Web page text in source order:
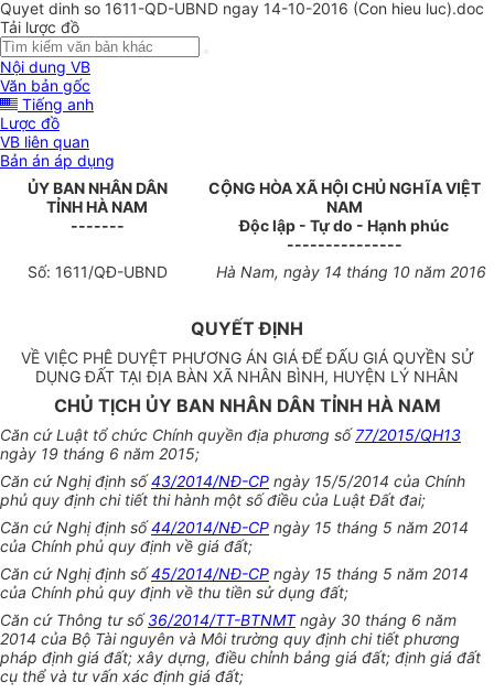
Quyet dinh so 1611-QD-UBND ngay 14-10-2016 (Con hieu luc).doc
Tải lược đồ
Nội dung VB
Văn bản gốc
Tiếng anh
Lược đồ
VB liên quan
Bản án áp dụng
ỦY BAN NHÂNDÂN
TỈNH HÀNAM
-------
CỘNG HÒA XÃ HỘI CHỦ NGHĨA VIỆT
NAM
Độc lập - Tự do - Hạnh phúc
---------------
Số: 1611/QĐ-UBND Hà Nam, ngày 14 tháng 10năm 2016
QUYẾT ĐỊNH
VỀ VIỆC PHÊ DUYỆT PHƯƠNG ÁN GIÁ ĐỂ ĐẤU GIÁ QUYỀN SỬ
DỤNG ĐẤT TẠI ĐỊA BÀN XÃ NHÂN BÌNH, HUYỆN LÝ NHÂN
CHỦ TỊCH ỦY BAN NHÂN DÂN TỈNH HÀ NAM
Căn cứ Luật tổ chức Chính quyền địa phương số77/2015/QH13
ngày 19 tháng 6 năm 2015;
Căn cứ Nghị định số 43/2014/NĐ-CP ngày 15/5/2014 của Chính
phủ quy định chi tiết thi hành một số điều của Luật Đất đai;
Căn cứ Nghị định số44/2014/NĐ-CP ngày 15 tháng 5 năm 2014
của Chính phủ quy định về giá đất;
Căn cứ Nghị định số45/2014/NĐ-CP ngày 15 tháng 5 năm 2014
của Chính phủ quy định về thu tiền sử dụng đất;
Căn cứ Thông tư số36/2014/TT-BTNMTngày 30 tháng 6 năm
2014 của Bộ Tài nguyên và Môi trường quy định chi tiết phương
pháp định giá đất; xây dựng, điều chỉnh bảng giá đất; định giá đất
cụ thể và tư vấn xác định giá đất;